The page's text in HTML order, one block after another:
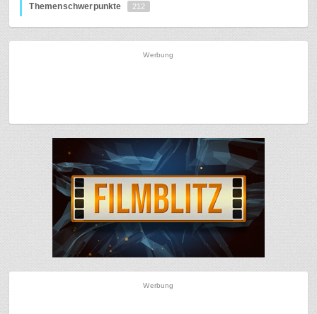
Themenschwerpunkte 212
Werbung
Werbung